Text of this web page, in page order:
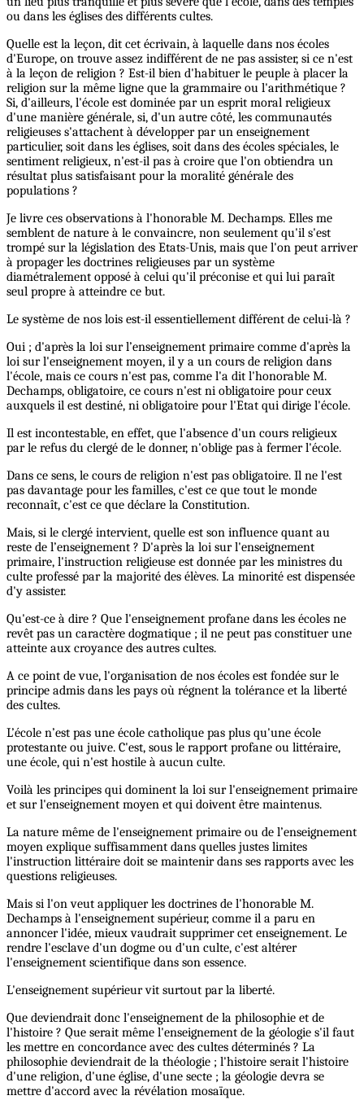
ou dans les églises des différents cultes.
Quelle est la leçon, dit cet écrivain, à laquelle dans nos écoles
d'Europe, on trouve assez indifférent de ne pas assister, si ce n'est
à la leçon de religion ? Est-il bien d'habituer le peuple à placer la
religion sur la même ligne que la grammaire ou l'arithmétique ?
Si, d'ailleurs, l'école est dominée par un esprit moral religieux
d'une manière générale, si, d'un autre côté, les communautés
religieuses s'attachent à développer par un enseignement
particulier, soit dans les églises, soit dans des écoles spéciales, le
sentiment religieux, n'est-il pas à croire que l'on obtiendra un
résultat plus satisfaisant pour la moralité générale des
populations ?
Je livre ces observations à l'honorable M. Dechamps. Elles me
semblent de nature à le convaincre, non seulement qu'il s'est
trompé sur la législation des Etats-Unis, mais que l'on peut arriver
à propager les doctrines religieuses par un système
diamétralement opposé à celui qu'il préconise et qui lui paraît
seul propre à atteindre ce but.
Le système de nos lois est-il essentiellement différent de celui-là ?
Oui ; d'après la loi sur l’enseignement primaire comme d'après la
loi sur l'enseignement moyen, il y a un cours de religion dans
l'école, mais ce cours n'est pas, comme l'a dit l'honorable M.
Dechamps, obligatoire, ce cours n'est ni obligatoire pour ceux
auxquels il est destiné, ni obligatoire pour l'Etat qui dirige l'école.
Il est incontestable, en effet, que l'absence d'un cours religieux
par le refus du clergé de le donner, n'oblige pas à fermer l'école.
Dans ce sens, le cours de religion n'est pas obligatoire. Il ne l'est
pas davantage pour les familles, c'est ce que tout le monde
reconnaît, c'est ce que déclare la Constitution.
Mais, si le clergé intervient, quelle est son influence quant au
reste de l’enseignement ? D'après la loi sur l'enseignement
primaire, l'instruction religieuse est donnée par les ministres du
culte professé par la majorité des élèves. La minorité est dispensée
d'y assister.
Qu'est-ce à dire ? Que l'enseignement profane dans les écoles ne
revêt pas un caractère dogmatique ; il ne peut pas constituer une
atteinte aux croyance des autres cultes.
A ce point de vue, l'organisation de nos écoles est fondée sur le
principe admis dans les pays où régnent la tolérance et la liberté
des cultes.
L’école n’est pas une école catholique pas plus qu'une école
protestante ou juive. C'est, sous le rapport profane ou littéraire,
une école, qui n'est hostile à aucun culte.
Voilà les principes qui dominent la loi sur l'enseignement primaire
et sur l'enseignement moyen et qui doivent être maintenus.
La nature même de l'enseignement primaire ou de l’enseignement
moyen explique suffisamment dans quelles justes limites
l'instruction littéraire doit se maintenir dans ses rapports avec les
questions religieuses.
Mais si l'on veut appliquer les doctrines de l'honorable M.
Dechamps à l'enseignement supérieur, comme il a paru en
annoncer l'idée, mieux vaudrait supprimer cet enseignement. Le
rendre l'esclave d'un dogme ou d'un culte, c'est altérer
l'enseignement scientifique dans son essence.
L'enseignement supérieur vit surtout par la liberté.
Que deviendrait donc l'enseignement de la philosophie et de
l'histoire ? Que serait même l'enseignement de la géologie s'il faut
les mettre en concordance avec des cultes déterminés ? La
philosophie deviendrait de la théologie ; l'histoire serait l'histoire
d'une religion, d'une église, d'une secte ; la géologie devra se
mettre d'accord avec la révélation mosaïque.